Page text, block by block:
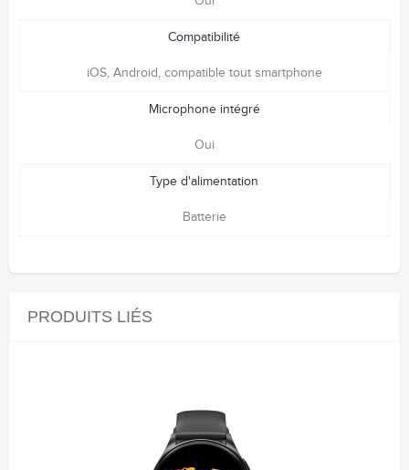
Compatibilité
iOS, Android, compatible tout smartphone
Microphone intégré
Oui
Type d'alimentation
Batterie
PRODUITS LIÉS